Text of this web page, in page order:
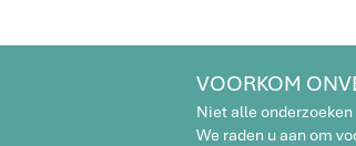
VOORKOM
Niet alle
We raden u aan om